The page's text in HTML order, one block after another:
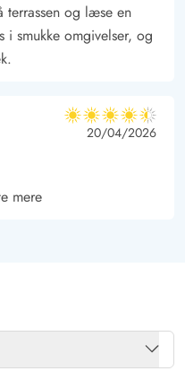
terrassen og læse en
smukke omgivelser, og
4.5 ud af 5
4.5 ud af 5
4.5 out of 5
20/04/2026
mere